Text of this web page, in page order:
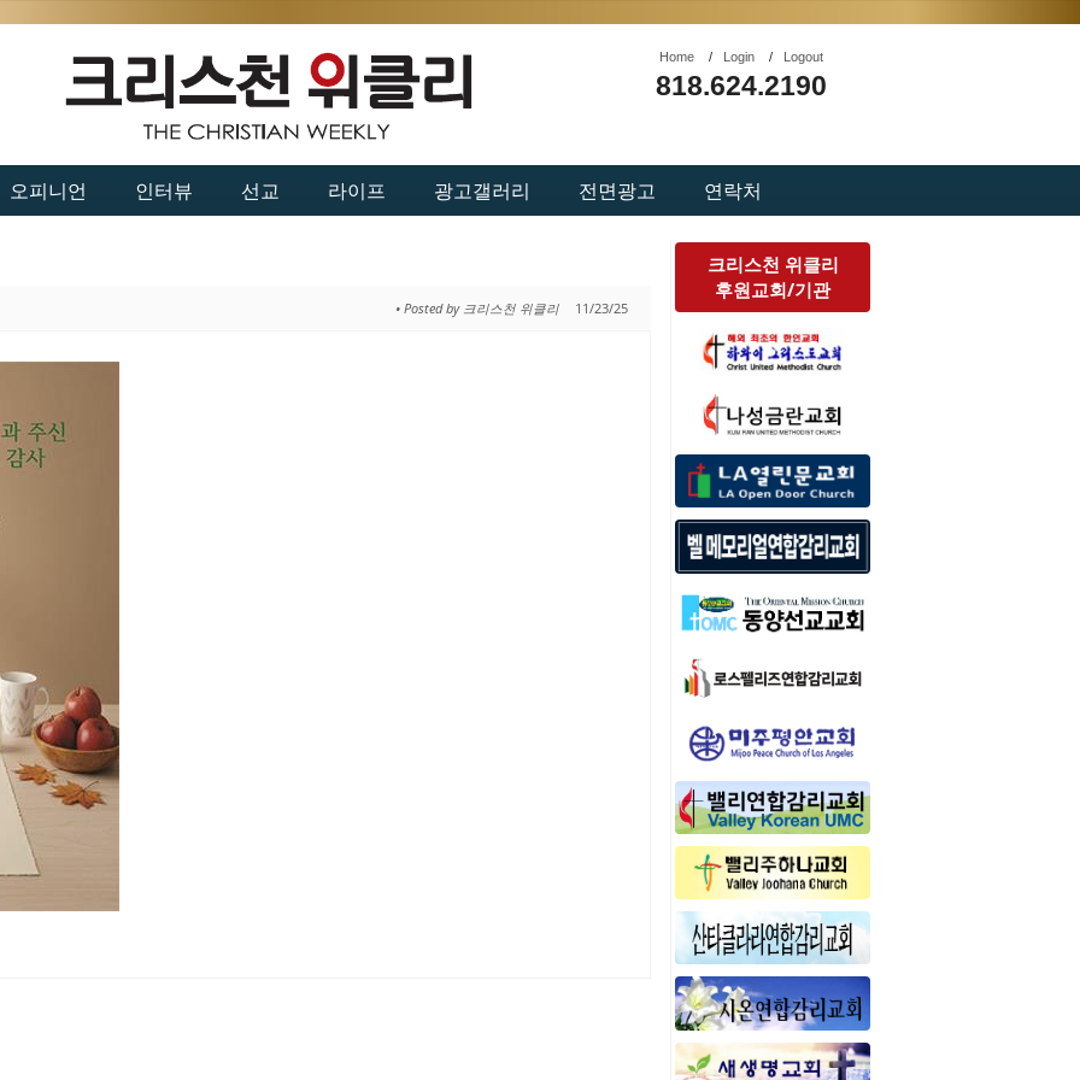
Home/ Login/ Logout
818.624.2190
오피니언 인터뷰 선교 라이프 광고갤러리 전면광고 연락처
• Posted by 크리스천 위클리 11/23/25
크리스천 위클리
후원교회/기관